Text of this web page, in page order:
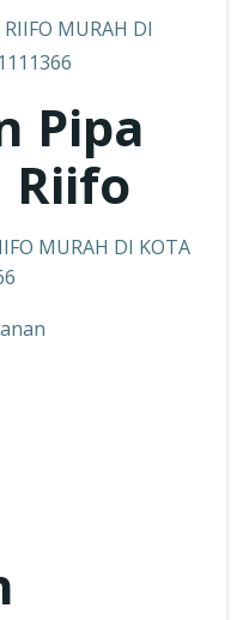
Pipa
Riifo
MURAH DI KOTA